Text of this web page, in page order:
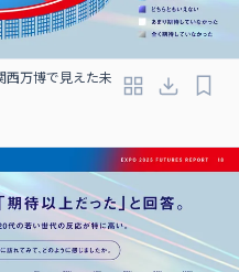
西万博で見えた未